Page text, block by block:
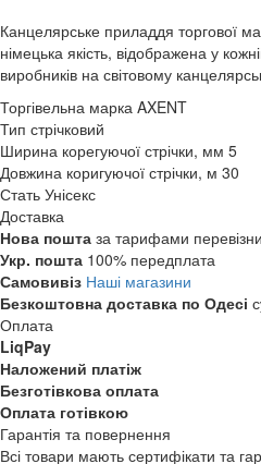
Канцелярське приладдя торгової
німецька якість, відображена у
виробників на світовому
Торгівельна марка AXENT
Тип стрічковий
Ширина корегуючої стрічки, мм 5
Довжина коригуючої стрічки, м 30
Стать Унісекс
Доставка
Нова пошта за тарифами
Укр. пошта 100% передплата
Самовивіз Наші магазини
Безкоштовна доставка по Одесі
Оплата
LiqPay
Наложений платіж
Безготівкова оплата
Оплата готівкою
Гарантія та повернення
Всі товари мають сертифікати та